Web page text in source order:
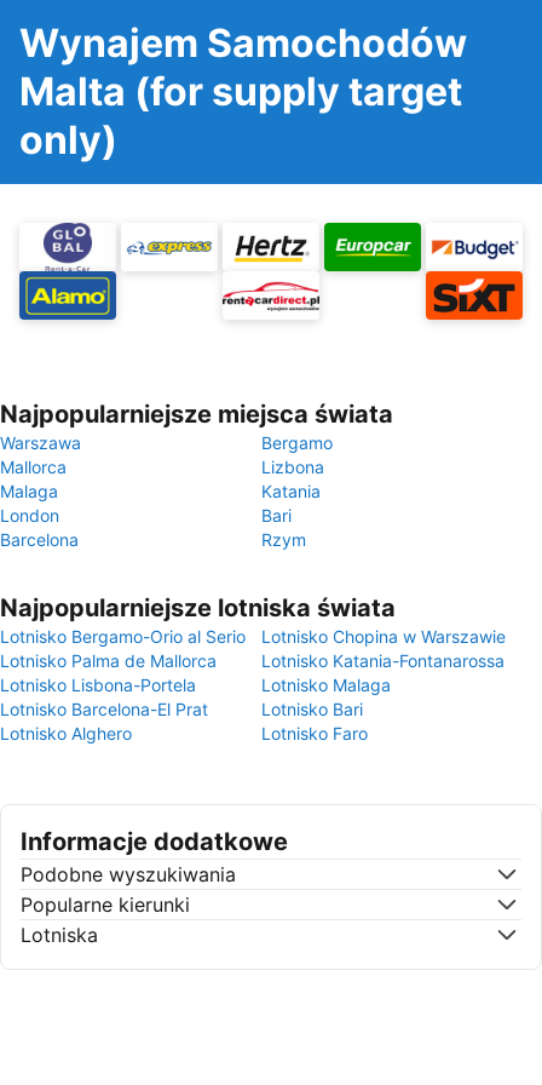
Wynajem Samochodów
Malta (for supply target
only)
Najpopularniejsze miejsca świata
Warszawa
Bergamo
Mallorca
Lizbona
Malaga
Katania
London
Bari
Barcelona
Rzym
Najpopularniejsze lotniska świata
Lotnisko Bergamo-Orio al Serio
Lotnisko Chopina w Warszawie
Lotnisko Palma de Mallorca
Lotnisko Katania-Fontanarossa
Lotnisko Lisbona-Portela
Lotnisko Malaga
Lotnisko Barcelona-El Prat
Lotnisko Bari
Lotnisko Alghero
Lotnisko Faro
Informacje dodatkowe
Podobne wyszukiwania
Popularne kierunki
Lotniska